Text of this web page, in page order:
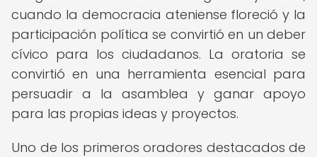
cuando la democracia ateniense floreció y la
participación política se convirtió en un deber
cívico para los ciudadanos. La oratoria se
convirtió en una herramienta esencial para
persuadir a la asamblea y ganar apoyo
para las propias ideas y proyectos.
Uno de los primeros oradores destacados de